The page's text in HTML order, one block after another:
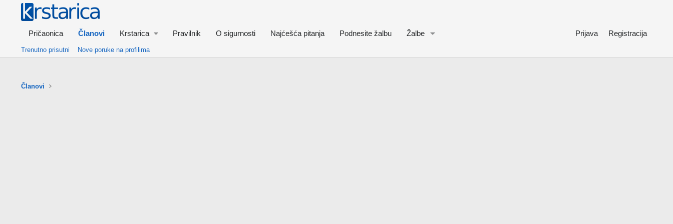
Pričaonica Članovi Krstarica Pravilnik O sigurnosti Najćešća pitanja Podnesite žalbu Žalbe Prijava Registracija
Trenutno prisutni Nove poruke na profilima
Članovi